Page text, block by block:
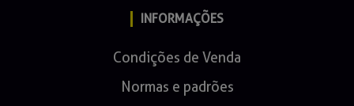
INFORMAÇÕES
Condições de Venda
Normas e padrões